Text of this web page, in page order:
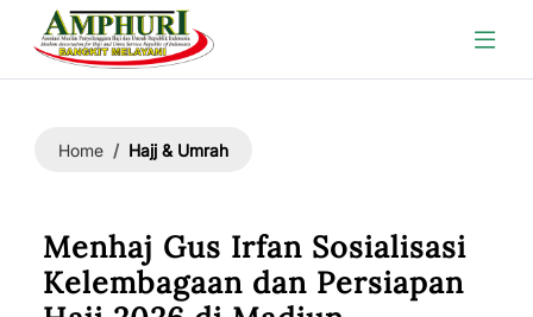
Home Hajj & Umrah
Menhaj Gus Irfan Sosialisasi
Kelembagaan dan Persiapan